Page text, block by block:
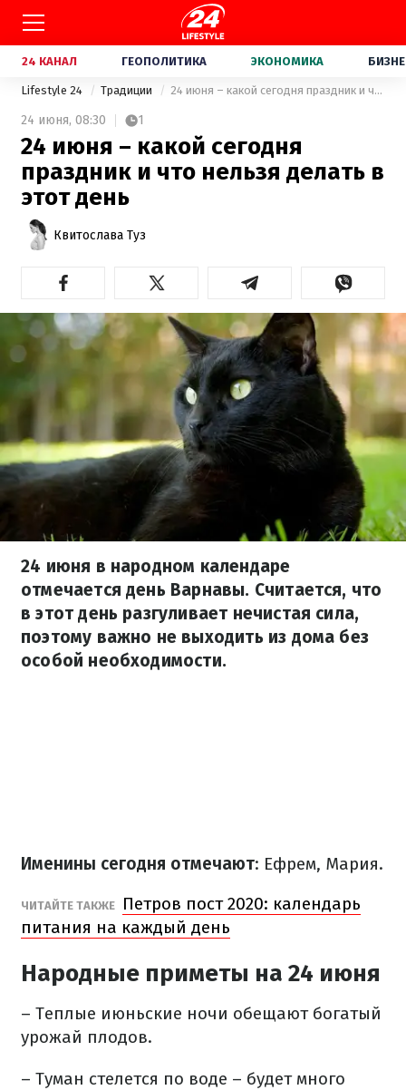
24 КАНАЛ ГЕОПОЛИТИКА ЭКОНОМИКА
Lifestyle 24 Традиции 24 июня – какой сегодня праздник и что нельзя делать в этот день
24 июня, 08:30 1
24 июня – какой сегодня
праздник и что нельзя делать в
этот день
Квитослава Туз
24 июня в народном календаре
отмечается день Варнавы. Считается, что
в этот день разгуливает нечистая сила,
поэтому важно не выходить из дома без
особой необходимости.
Именины сегодня отмечают: Ефрем, Мария.
ЧИТАЙТЕ ТАКЖЕ
Петров пост 2020: календарь
питания на каждый день
Народные приметы на 24 июня
– Теплые июньские ночи обещают богатый
урожай плодов.
– Туман стелется по воде – будет много